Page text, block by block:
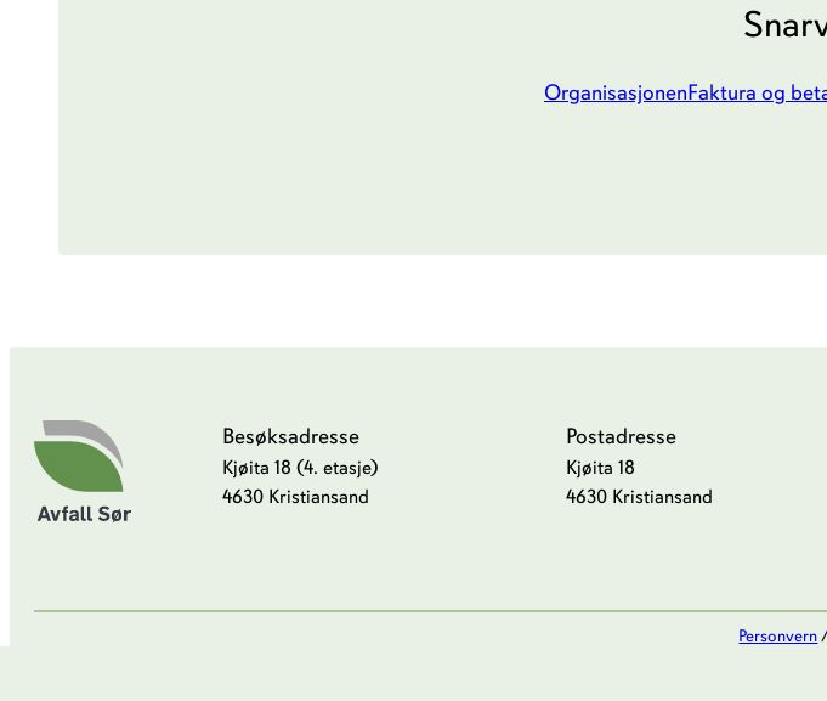
OrganisasjonenFaktura og
Besøksadresse
Kjøita 18 (4. etasje)
4630 Kristiansand
Postadresse
Kjøita 18
4630 Kristiansand
Personvern